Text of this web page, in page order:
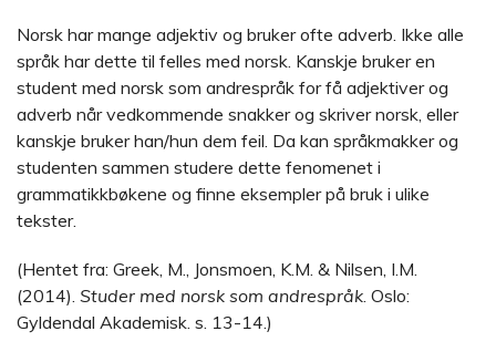
Norsk har mange adjektiv og bruker ofte adverb. Ikke alle
språk har dette til felles med norsk. Kanskje bruker en
student med norsk som andrespråk for få adjektiver og
adverb når vedkommende snakker og skriver norsk, eller
kanskje bruker han/hun dem feil. Da kan språkmakker og
studenten sammen studere dette fenomenet i
grammatikkbøkene og finne eksempler på bruk i ulike
tekster.
(Hentet fra: Greek, M., Jonsmoen, K.M. & Nilsen, I.M.
(2014). Studer med norsk som andrespråk . Oslo:
Gyldendal Akademisk. s. 13-14.)